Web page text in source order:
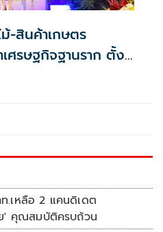
-สินค้าเกษตร
ศรษฐกิจฐานราก ตั้ง
.เหลือ 2 แคนดิเดต
' คุณสมบัติครบถ้วน